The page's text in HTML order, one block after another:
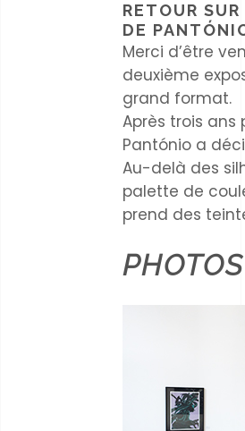
RETOUR
DE
Merci d’être
deuxième
grand format.
Après trois ans
Pantónio a
Au-delà des
palette de
prend des